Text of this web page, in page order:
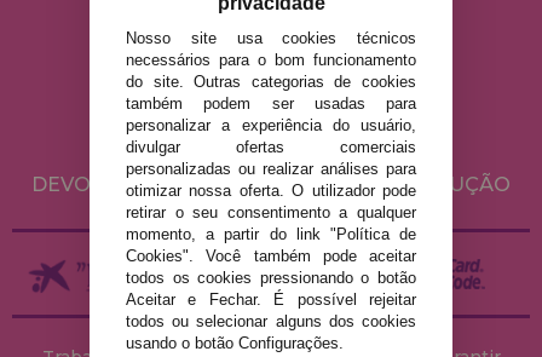
AVISO LEGAL
POLÍTICA DE PRIVACIDADE
POLÍTICA DE COOKIES
ENVIO E DEVOLUÇÕES
DEVOLUÇÕES / DIREITO DE LIVRE RESOLUÇÃO
Nosso site usa cookies técnicos
necessários para o bom funcionamento
do site. Outras categorias de cookies
também podem ser usadas para
personalizar a experiência do usuário,
divulgar ofertas comerciais
personalizadas ou realizar análises para
otimizar nossa oferta. O utilizador pode
retirar o seu consentimento a qualquer
momento, a partir do link "Política de
Cookies". Você também pode aceitar
todos os cookies pressionando o botão
Aceitar e Fechar. É possível rejeitar
todos ou selecionar alguns dos cookies
usando o botão Configurações.